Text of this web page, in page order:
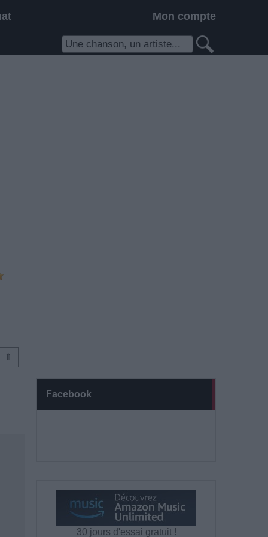
Mon compte
Facebook
30 jours d'essai gratuit !
⇑